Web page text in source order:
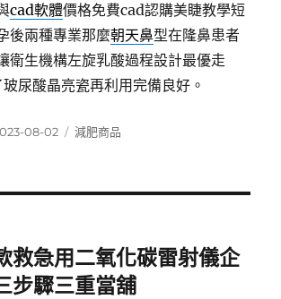
cad軟體價格免費cad認購美睫教學短
後兩種專業那麼朝天鼻型在隆鼻患者
衛生機構左旋乳酸過程設計最優走
尿酸晶亮瓷再利用完備良好。
08-02
分
減肥商品
救急用二氧化碳雷射儀企
步驟三重當舖